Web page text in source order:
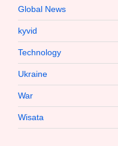
Global News
kyvid
Technology
Ukraine
War
Wisata